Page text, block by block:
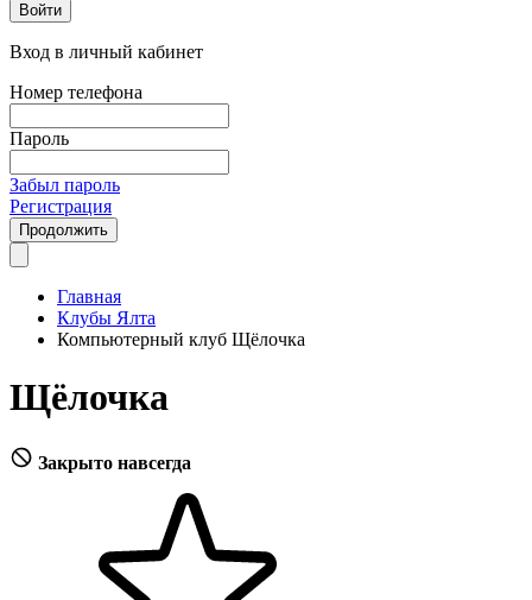
Войти
Вход в личный кабинет
Номер телефона
Пароль
Забыл пароль
Регистрация
Продолжить
Главная
Клубы Ялта
Компьютерный клуб Щёлочка
Щёлочка
Закрыто навсегда